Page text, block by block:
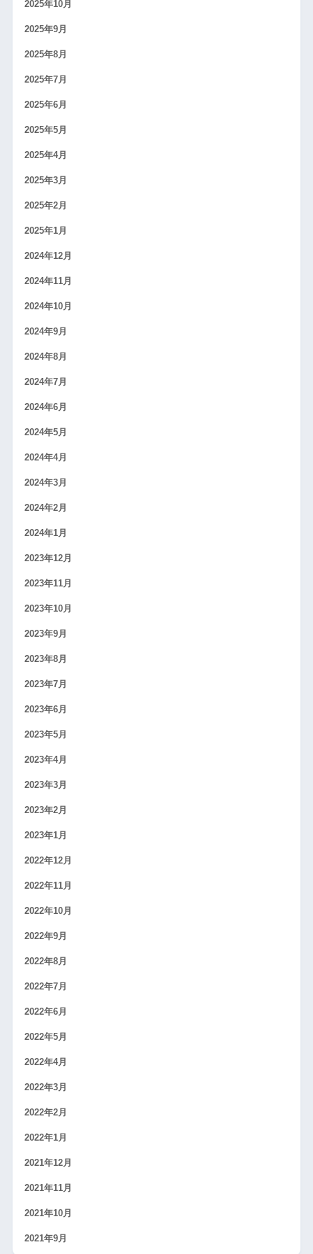
2025年10月
2025年9月
2025年8月
2025年7月
2025年6月
2025年5月
2025年4月
2025年3月
2025年2月
2025年1月
2024年12月
2024年11月
2024年10月
2024年9月
2024年8月
2024年7月
2024年6月
2024年5月
2024年4月
2024年3月
2024年2月
2024年1月
2023年12月
2023年11月
2023年10月
2023年9月
2023年8月
2023年7月
2023年6月
2023年5月
2023年4月
2023年3月
2023年2月
2023年1月
2022年12月
2022年11月
2022年10月
2022年9月
2022年8月
2022年7月
2022年6月
2022年5月
2022年4月
2022年3月
2022年2月
2022年1月
2021年12月
2021年11月
2021年10月
2021年9月